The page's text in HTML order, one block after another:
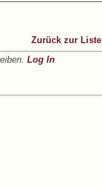
Zurück zur Liste
Log In